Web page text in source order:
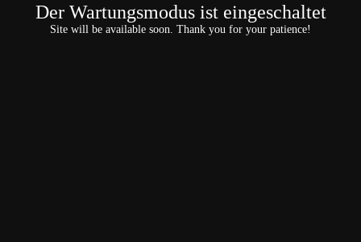
Der Wartungsmodus ist eingeschaltet
Site will be available soon. Thank you for your patience!